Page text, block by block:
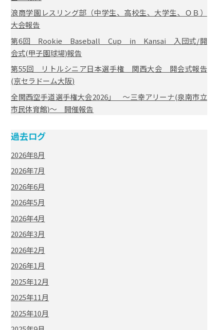
浪商学園レスリング部（中学生、高校生、大学生、ＯＢ）
大会報告
第6回 Rookie Baseball Cup in Kansai 入団式/開
会式(甲子園球場)報告
第55回 リトルシニア日本選手権 関西大会 開会式報告
(京セラドーム大阪)
全関西空手道選手権大会2026」 ～三幸アリーナ(泉南市立
市民体育館)～ 開催報告
過去ログ
2026年8月
2026年7月
2026年6月
2026年5月
2026年4月
2026年3月
2026年2月
2026年1月
2025年12月
2025年11月
2025年10月